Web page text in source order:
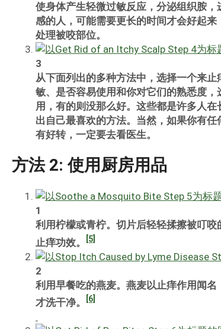
使身体产生轻微过敏反应，分泌组织胺
感的人，可能需要更长的时间才会好起
处理被咬部位。
3
从下面列出的多种方法中，选择一个来
敏、是否容易使用和你对它们的熟悉度
用，有的则没那么好。这些都是许多人
出自己最喜欢的方法。当然，如果你有
有好转，一定要去看医生。
方法 2: 使用厨房用品
1
利用柠檬或青柠。切片后轻轻揉擦被叮
止痒功效。
[5]
2
利用早餐吃的燕麦。燕麦以止痒作用闻
才洗干净。
[6]